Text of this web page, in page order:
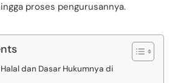
proses pengurusannya.
dan Dasar Hukumnya di